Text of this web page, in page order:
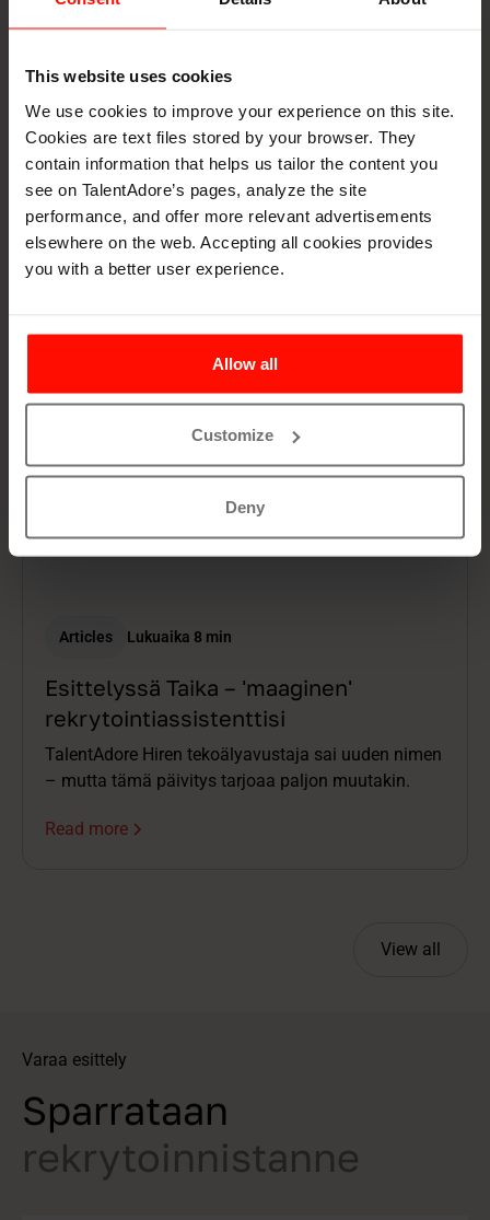
This website uses cookies
We use cookies to improve your experience on this site.
Cookies are text files stored by your browser. They
contain information that helps us tailor the content you
see on TalentAdore’s pages, analyze the site
performance, and offer more relevant advertisements
elsewhere on the web. Accepting all cookies provides
you with a better user experience.
Allow all
Customize
Deny
Taika: näin rakensimme
tekoälyassistenttimme uudelleen –
Haastattelussa Head of Product
Oskari Valkama
Onko tämä tuttu tilanne: avaat
rekrytointijärjestelmäsi viisi minuuttia ennen
palaveria rekrytoivan esihenkilön kanssa. Selaat
CV:tä ja tiivistelmiä. Etsit viimeisimpiä haastattelun
samalla, kun kalenterikutsu jo hälyttää. Palaverin
alkaessa olet jo puoli askelta jäljessä.
Articles Lukuaika 8 min
Esittelyssä Taika – 'maaginen'
rekrytointiassistenttisi
TalentAdore Hiren tekoälyavustaja sai uuden nimen
– mutta tämä päivitys tarjoaa paljon muutakin.
Read more
View all
Varaa esittely
Sparrataan
rekrytoinnistanne